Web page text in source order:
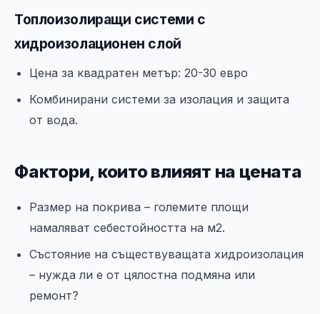
Топлоизолиращи системи с
хидроизолационен слой
Цена за квадратен метър: 20-30 евро
Комбинирани системи за изолация и защита
от вода.
Фактори, които влияят на цената
Размер на покрива – големите площи
намаляват себестойността на м2.
Състояние на съществуващата хидроизолация
– нужда ли е от цялостна подмяна или
ремонт?